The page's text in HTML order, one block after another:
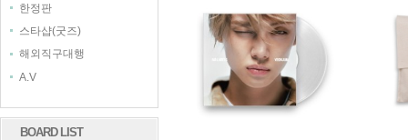
한정판
스타샵(굿즈)
해외직구대행
A.V
BOARD LIST